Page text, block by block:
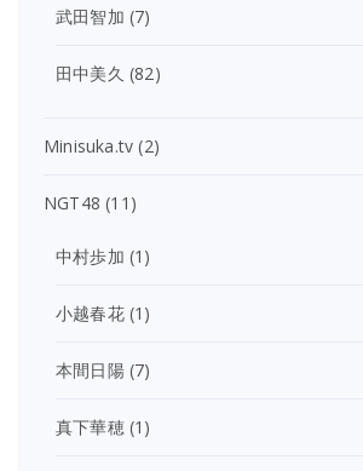
武田智加 (7)
田中美久 (82)
Minisuka.tv (2)
NGT48 (11)
中村歩加 (1)
小越春花(1)
本間日陽(7)
真下華穂(1)